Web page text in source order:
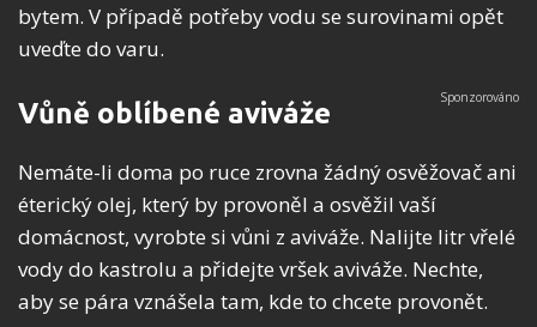
bytem. V případě potřeby vodu se surovinami opět
uveďte do varu.
Vůně oblíbené aviváže
Nemáte-li doma po ruce zrovna žádný osvěžovač ani
éterický olej, který by provoněl a osvěžil vaší
domácnost, vyrobte si vůni z aviváže. Nalijte litr vřelé
vody do kastrolu a přidejte vršek aviváže. Nechte,
aby se pára vznášela tam, kde to chcete provonět.